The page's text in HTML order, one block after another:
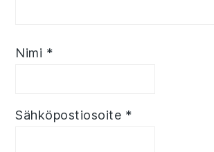
Nimi *
Sähköpostiosoite *